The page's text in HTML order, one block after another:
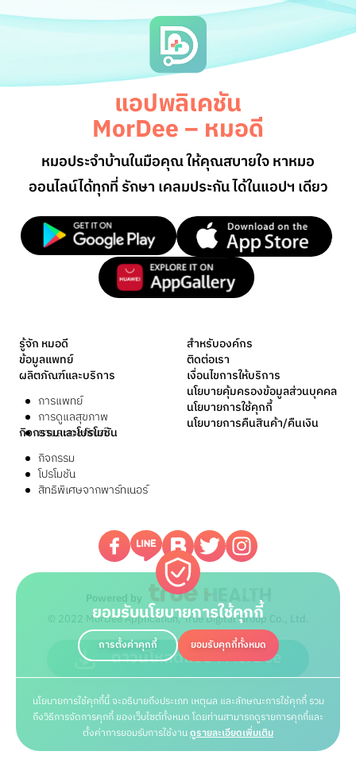
ดาวน์โหลดแอปฯ MorDee
ยอมรับนโยบายการใช้คุกกี้
การตั้งค่าคุกกี้ ยอมรับคุกกี้ทั้งหมด
นโยบายการใช้คุกกี้นี้ จะอธิบายถึงประเภท เหตุผล และลักษณะการใช้คุกกี้ รวม
ถึงวิธีการจัดการคุกกี้ ของเว็บไซต์ทั้งหมด โดยท่านสามารถดูรายการคุกกี้และ
ตั้งค่าการยอมรับการใช้งานดูรายละเอียดเพิ่มเติม
แอปพลิเคชัน
MorDee – หมอดี
หมอประจำบ้านในมือคุณ ให้คุณสบายใจ หาหมอ
ออนไลน์ได้ทุกที่ รักษา เคลมประกัน ได้ในแอปฯ เดียว
รู้จัก หมอดี
ข้อมูลแพทย์
ผลิตภัณฑ์และบริการ
การแพทย์
การดูแลสุขภาพ
ยาและเวชภัณฑ์
กิจกรรมและโปรโมชัน
กิจกรรม
โปรโมชัน
สิทธิพิเศษจากพาร์ทเนอร์
สำหรับองค์กร
ติดต่อเรา
เงื่อนไขการให้บริการ
นโยบายคุ้มครองข้อมูลส่วนบุคคล
นโยบายการใช้คุกกี้
นโยบายการคืนสินค้า/คืนเงิน
Powered by
© 2022 MorDee Application, True Digital Group Co., Ltd.